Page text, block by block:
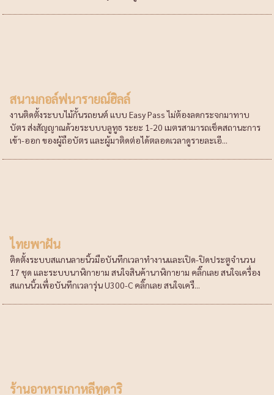
สนามกอล์ฟนารายณ์ฮิลล์
งานติดตั้งระบบไม้กั้นรถยนต์ แบบ Easy Pass ไม่ต้องลดกระจกมาทาบ
บัตร ส่งสัญญาณด้วยระบบบลูทูธ ระยะ 1-20 เมตรสามารถเช็คสถานะการ
เข้า-ออก ของผู้ถือบัตร และผู้มาติดต่อได้ตลอดเวลาดูรายละเอี...
ไทยพาฝัน
ติดตั้งระบบสแกนลายนิ้วมือบันทึกเวลาทำงานและเปิด-ปิดประตูจำนวน
17 ชุด และระบบนาฬิกายาม สนใจสินค้านาฬิกายาม คลิ๊กเลย สนใจเครื่อง
สแกนนิ้วเพื่อบันทึกเวลารุ่น U300-C คลิ๊กเลย สนใจเครื...
ร้านอาหารเกาหลีทูดาริ